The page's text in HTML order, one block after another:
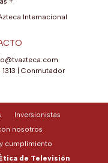
Internacional
Conmutador
Inversionistas
nosotros
cumplimiento
de Televisión